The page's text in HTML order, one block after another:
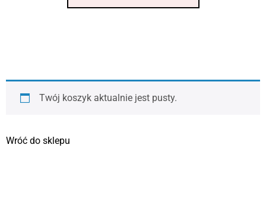
Twój koszyk aktualnie jest pusty.
Wróć do sklepu